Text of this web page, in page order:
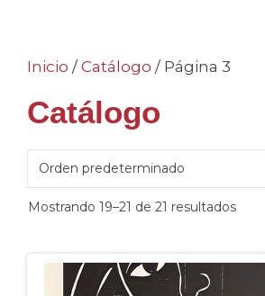
Inicio / Catálogo / Página 3
Catálogo
Mostrando 19–21 de 21 resultados